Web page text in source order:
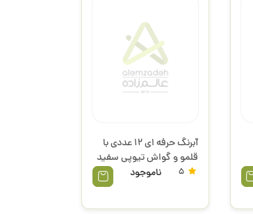
آبرنگ حرفه ای 12 عددی با
قلمو و گواش تیوپی سفید
5 ناموجود